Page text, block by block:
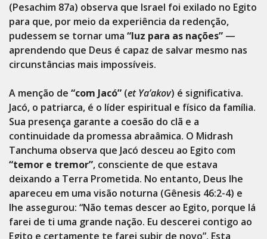
(Pesachim 87a) observa que Israel foi exilado no Egito
para que, por meio da experiência da redenção,
pudessem se tornar uma “luz para as nações” —
aprendendo que Deus é capaz de salvar mesmo nas
circunstâncias mais impossíveis.
A menção de “com Jacó” (et Ya’akov) é significativa.
Jacó, o patriarca, é o líder espiritual e físico da família.
Sua presença garante a coesão do clã e a
continuidade da promessa abraâmica. O Midrash
Tanchuma observa que Jacó desceu ao Egito com
“temor e tremor”, consciente de que estava
deixando a Terra Prometida. No entanto, Deus lhe
apareceu em uma visão noturna (Gênesis 46:2-4) e
lhe assegurou: “Não temas descer ao Egito, porque lá
farei de ti uma grande nação. Eu descerei contigo ao
Egito e certamente te farei subir de novo”. Esta